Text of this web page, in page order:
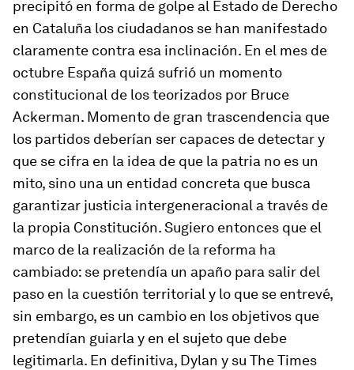
precipitó en forma de golpe al Estado de Derecho
en Cataluña los ciudadanos se han manifestado
claramente contra esa inclinación. En el mes de
octubre España quizá sufrió un momento
constitucional de los teorizados por Bruce
Ackerman. Momento de gran trascendencia que
los partidos deberían ser capaces de detectar y
que se cifra en la idea de que la patria no es un
mito, sino una un entidad concreta que busca
garantizar justicia intergeneracional a través de
la propia Constitución. Sugiero entonces que el
marco de la realización de la reforma ha
cambiado: se pretendía un apaño para salir del
paso en la cuestión territorial y lo que se entrevé,
sin embargo, es un cambio en los objetivos que
pretendían guiarla y en el sujeto que debe
legitimarla. En definitiva, Dylan y su The Times